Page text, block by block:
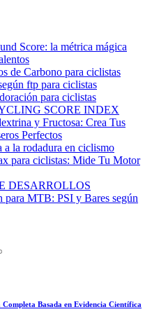
Score: la métrica mágica
de Carbono para ciclistas
ftp para ciclistas
para ciclistas
SCORE INDEX
y Fructosa: Crea Tus
Perfectos
a la rodadura en ciclismo
para ciclistas: Mide Tu Motor
DESARROLLOS
para MTB: PSI y Bares según
Basada en Evidencia Científica